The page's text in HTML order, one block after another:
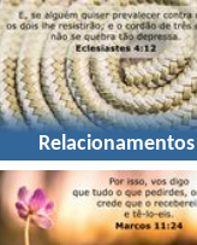
Relacionamentos